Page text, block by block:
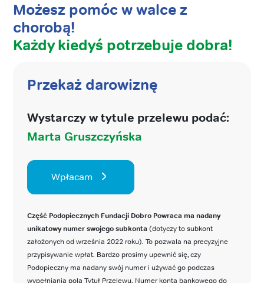
Możesz pomóc w walce z
chorobą!
Każdy kiedyś potrzebuje dobra!
Przekaż darowiznę
Wystarczy w tytule przelewu podać:
Marta Gruszczyńska
Wpłacam
Część Podopiecznych Fundacji Dobro Powraca ma nadany
unikatowy numer swojego subkonta (dotyczy to subkont
założonych od września 2022 roku). To pozwala na precyzyjne
przypisywanie wpłat. Bardzo prosimy upewnić się, czy
Podopieczny ma nadany swój numer i używać go podczas
wypełniania pola Tytuł Przelewu. Numer konta bankowego do